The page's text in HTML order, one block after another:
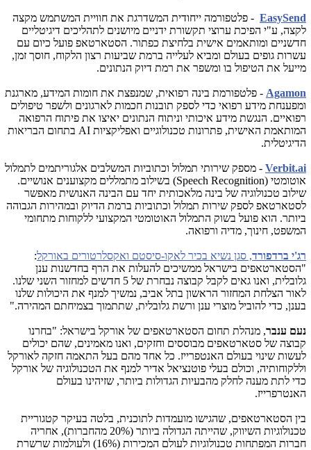
EasySend - פלטפורמה ייחודית המשדרגת את חוויית המשתמש מקצה
לקצה, ע"י הפיכת ערוצי תקשורת ידניים מיושנים לתהליכים דיגיטליים
חדשניים ומותאמים אישית בלחיצת כפתור. הסטארטאפ פועל כיום עם
עשרות גופים בעולם ומביא לעלייה ברמת שביעות רצון הלקוח, חוסך זמן,
מייעל את הטיפול בו ומשפר את רמת דיוק הנתונים.
Agamon - פלטפורמת בינה רפואית, שמנפצת את חומות המידע, מארגנת
ומפענחת מידע רפואי כדי לספק תובנות חכמות לארגונים ולשפר טיפולים
רפואיים. הנגשת מידע איכותי וניתוח הנתונים יאיצו את פיתוח הרפואה
המותאמת האישית, פתרונות טכנולוגיים ואפליקציות AI בתחום הבריאות
הדיגיטלית.
Verbit.ai - מספק שירותי תמלול וכתוביות המשלבים אלגוריתמים לתמלול
אוטומטי (Speech Recognition) בשילוב מתמללים מקצוענים אנושיים.
שילוב טכנולוגיה של בינה מלאכותית יחד עם הבינה האנושית מאפשר
לסטארטאפ לספק שירות תמלול וכתוביות ברמת הדיוק ובמהירות הגבוהה
ביותר. הוא פועל בשוק התמלול האוטומטי המקצועי ללקוחות מתחומי
המשפט, חינוך, מדיה ורפואה.
רג'י ברדפורד, סגן נשיא בכיר לאקו-סיסטם ואקסלרטורים באורקל:
"הסטארטאפים בישראל ממשיכים להעלות את הרף בחדשנות ענן
גלובלית, ואנו גאים לקבל קבוצה נבחרת של 5 חדשים למחזור השני שלנו.
לאור הצלחת המחזור הראשון בתל אביב, נמשיך למנף את היכולות שלנו
בענן, כדי להוביל מוצרי ענן ורשת גלובלית, שתתמוך בצמיחתם המהירה."
נעם ענבר, מנהלת תחום הסטארטאפים של אורקל בישראל: "בחרנו
קבוצה של סטארטאפים מבוססים וחזקים, ואנו מאמינים, שהם יכולים
לעשות שינוי בעולם האנטפרייז. כל אחד מהם בעל התאמה חזקה לאורקל
וללקוחותיה, וכולם בעלי פוטנציאל אדיר למנף את הטכנולוגיה של אורקל
כדי לתת מענה לחלק מהבעיות הגדולות ביותר, שזיהינו בעולם
האנטרפרייז.
בין הסטארטאפים, שהגישו מועמדות לתוכנית, בלטה בעיקר קטגוריית
טכנולוגיות השיווק, שהייתה הגדולה ביותר (20% מהחברות), אחריה
חברות המפתחות טכנולוגיות לעולם המכירות (16%) ולעולמות שרשרת